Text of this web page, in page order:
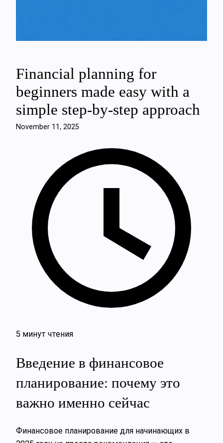
Financial planning for
beginners made easy with a
simple step-by-step approach
November 11, 2025
5 минут чтения
Введение в финансовое
планирование: почему это
важно именно сейчас
Финансовое планирование для начинающих в